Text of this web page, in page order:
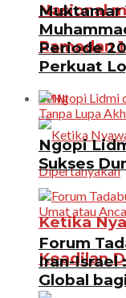
Nasional
Ramadan
OPINI
Ketika
Keadilan
Muktamar
Periode
Perkuat
Ngopi
Sukses
Forum
Iran-Israel
Global